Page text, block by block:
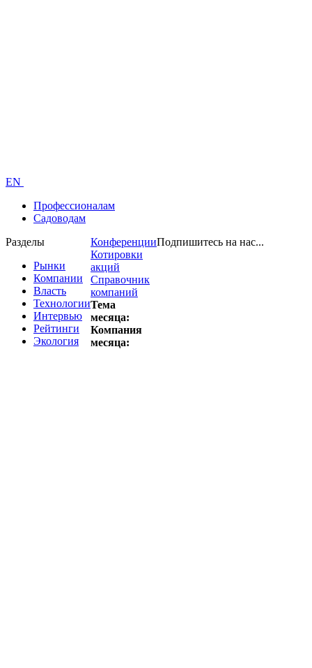
EN
Профессионалам
Садоводам
Разделы
Рынки
Компании
Власть
Технологии
Интервью
Рейтинги
Экология
Конференции
Котировки
акций
Справочник
компаний
Тема
месяца:
Компания
месяца:
Подпишитесь на нас...